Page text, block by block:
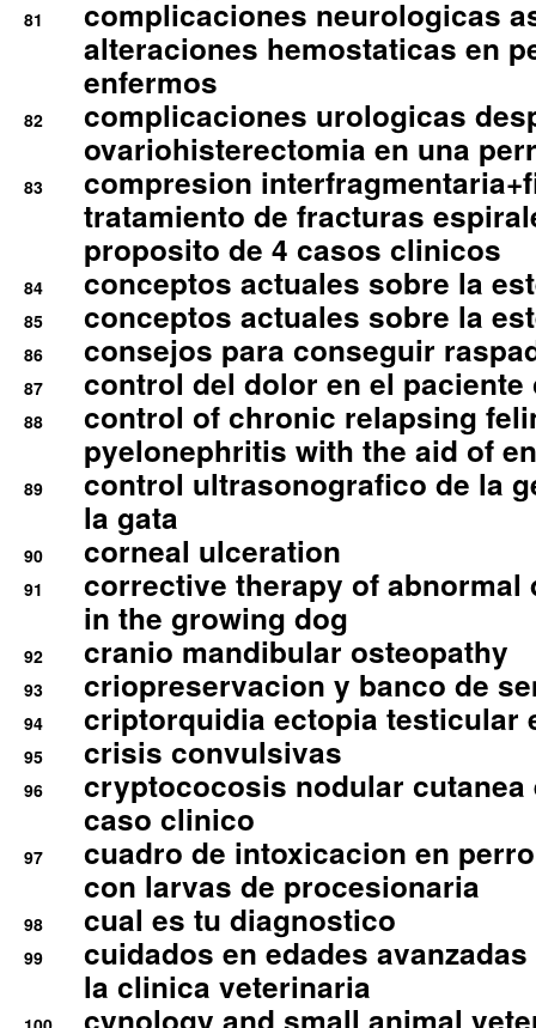
81
complicaciones neurologicas
alteraciones hemostaticas en
enfermos
82
complicaciones urologicas
ovariohisterectomia en una
83
compresion
tratamiento de fracturas
proposito de 4 casos clinicos
84 conceptos actuales sobre la
85 conceptos actuales sobre la
86 consejos para conseguir
87 control del dolor en el
88
control of chronic relapsing
pyelonephritis with the aid of
89
control ultrasonografico de la
la gata
90 corneal ulceration
91
corrective therapy of abnormal
in the growing dog
92 cranio mandibular osteopathy
93 criopreservacion y banco de
94 criptorquidia ectopia testicular
95 crisis convulsivas
96
cryptococosis nodular cutanea
caso clinico
97
cuadro de intoxicacion en
con larvas de procesionaria
98 cual es tu diagnostico
99
cuidados en edades
la clinica veterinaria
cynology and small animal